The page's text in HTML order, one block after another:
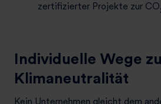
zertifizierter Projekte zur CO
Individuelle Wege
Klimaneutralität
Kein Unternehmen gleicht dem